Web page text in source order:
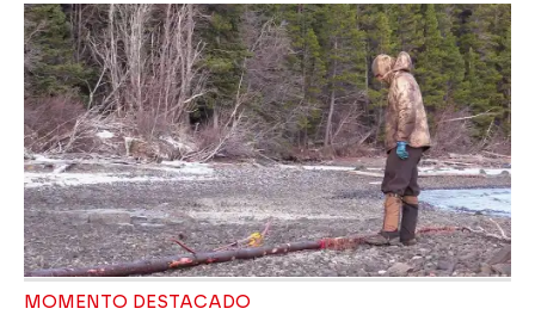
MOMENTO DESTACADO